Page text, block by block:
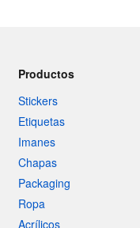
Productos
Stickers
Etiquetas
Imanes
Chapas
Packaging
Ropa
Acrílicos